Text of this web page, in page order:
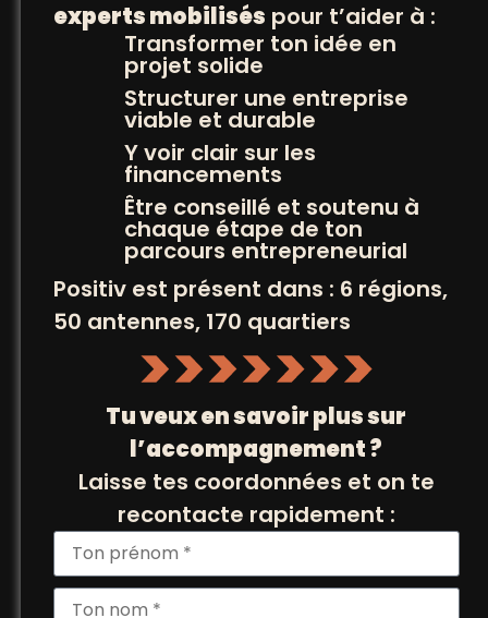
INSCRIVEZ VOUS
À NOS NEWSLETTERS
© POSITIV 2026
MENTIONS LÉGALES ET CRÉDITS
experts mobilisés pour t’aider à :
Transformer ton idée en
projet solide
Structurer une entreprise
viable et durable
Y voir clair sur les
financements
Être conseillé et soutenu à
chaque étape de ton
parcours entrepreneurial
Positiv est présent dans : 6 régions,
50 antennes, 170 quartiers
Tu veux en savoir plus sur
l’accompagnement ?
Laisse tes coordonnées et on te
recontacte rapidement :